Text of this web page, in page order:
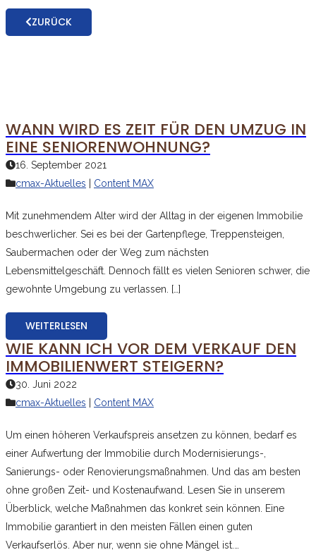
ZURÜCK
WANN WIRD ES ZEIT FÜR DEN UMZUG IN
EINE SENIORENWOHNUNG?
16. September 2021
cmax-Aktuelles
Content MAX
Mit zunehmendem Alter wird der Alltag in der eigenen Immobilie
beschwerlicher. Sei es bei der Gartenpflege, Treppensteigen,
Saubermachen oder der Weg zum nächsten
Lebensmittelgeschäft. Dennoch fällt es vielen Senioren schwer, die
gewohnte Umgebung zu verlassen. […]
WEITERLESEN
WIE KANN ICH VOR DEM VERKAUF DEN
IMMOBILIENWERT STEIGERN?
30. Juni 2022
cmax-Aktuelles
Content MAX
Um einen höheren Verkaufspreis ansetzen zu können, bedarf es
einer Aufwertung der Immobilie durch Modernisierungs-,
Sanierungs- oder Renovierungsmaßnahmen. Und das am besten
ohne großen Zeit- und Kostenaufwand. Lesen Sie in unserem
Überblick, welche Maßnahmen das konkret sein können. Eine
Immobilie garantiert in den meisten Fällen einen guten
Verkaufserlös. Aber nur, wenn sie ohne Mängel ist.…